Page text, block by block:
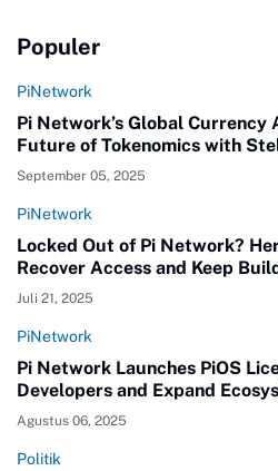
Populer
PiNetwork
Pi Network’s Global
Future of Tokenomics with
September 05, 2025
PiNetwork
Locked Out of Pi Network?
Recover Access and Keep
Juli 21, 2025
PiNetwork
Pi Network Launches PiOS
Developers and Expand
Agustus 06, 2025
Politik